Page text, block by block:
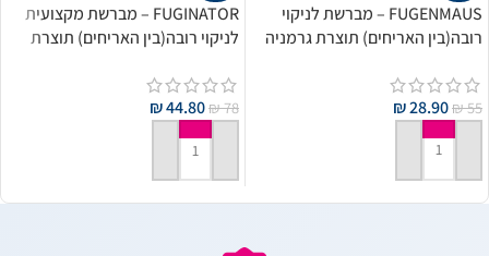
FUGENMAUS – מברשת לניקוי
רובה(בין האריחים) תוצרת גרמניה
₪55
₪28.90
הוספה לסל
FUGINATOR – מברשת מקצועית
לניקוי רובה(בין האריחים) תוצרת
₪78
₪44.80
הוספה לסל